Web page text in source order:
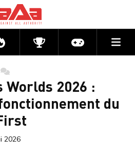
Directs CompétitionsActu jeux
commentaires
2026 :
du
2026